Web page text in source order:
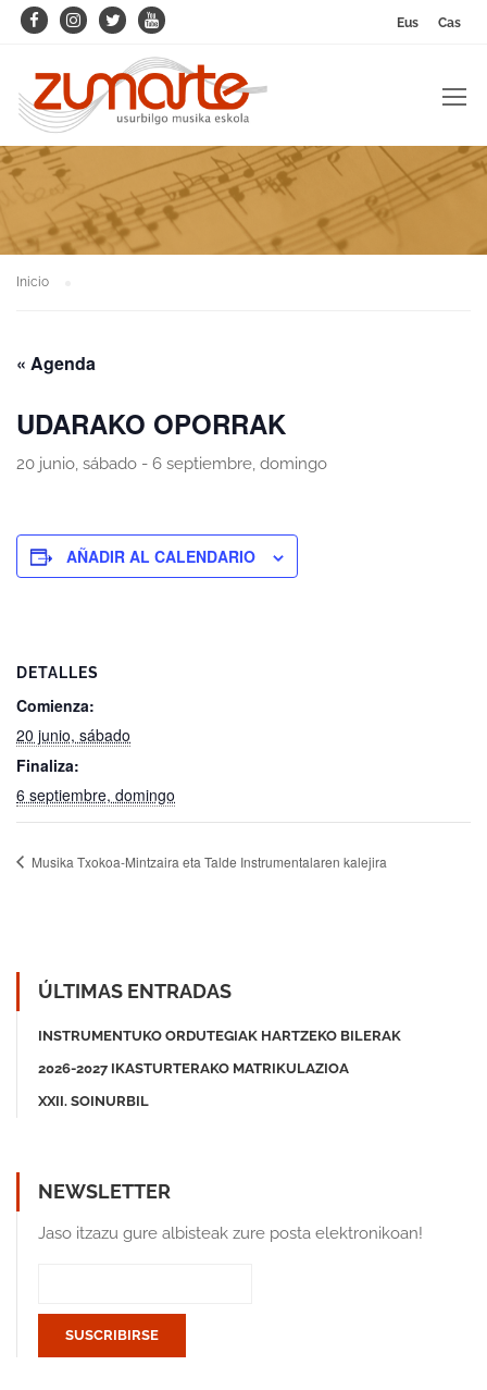
Eus Cas
Inicio
« Agenda
UDARAKO OPORRAK
20 junio, sábado - 6 septiembre, domingo
AÑADIR AL CALENDARIO
DETALLES
Comienza:
20 junio, sábado
Finaliza:
6 septiembre, domingo
Musika Txokoa-Mintzaira eta Talde Instrumentalaren kalejira
ÚLTIMAS ENTRADAS
INSTRUMENTUKO ORDUTEGIAK HARTZEKO BILERAK
2026-2027 IKASTURTERAKO MATRIKULAZIOA
XXII. SOINURBIL
NEWSLETTER
Jaso itzazu gure albisteak zure posta elektronikoan!